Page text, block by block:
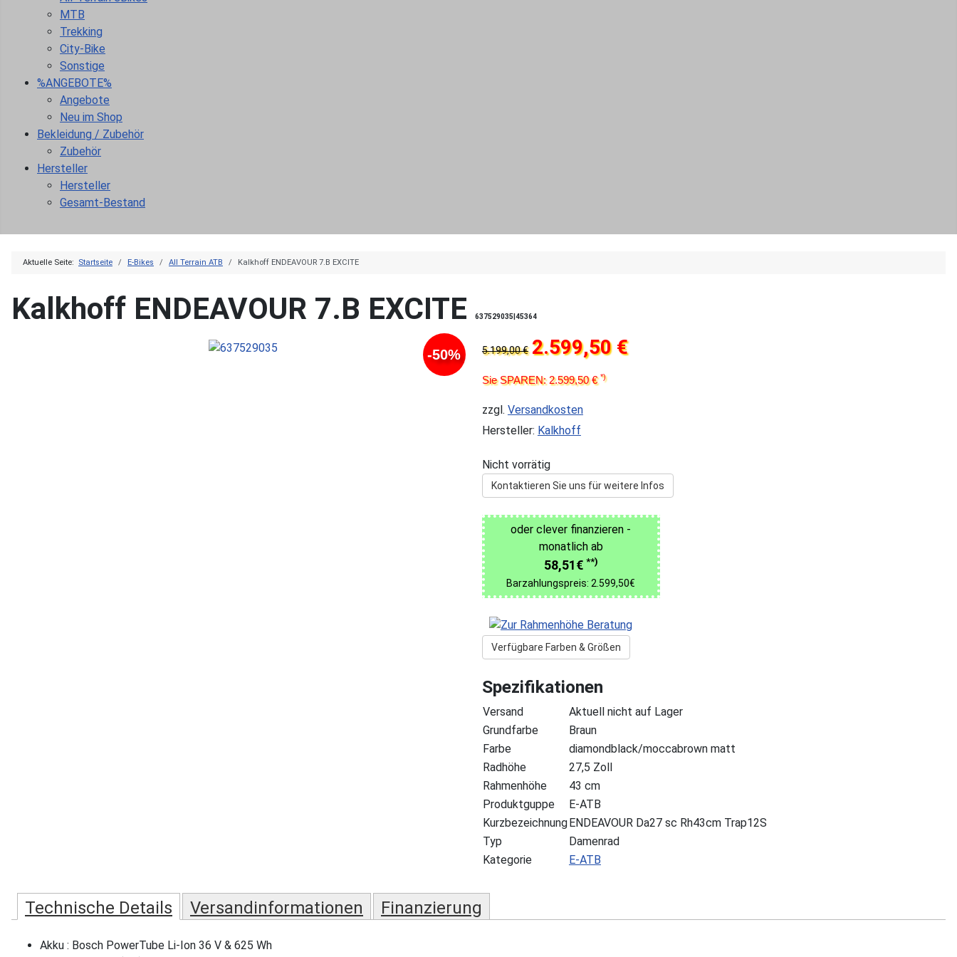
MTB
Trekking
City-Bike
Sonstige
%ANGEBOTE%
Angebote
Neu im Shop
Bekleidung / Zubehör
Zubehör
Hersteller
Hersteller
Gesamt-Bestand
Aktuelle Seite: Startseite E-Bikes All Terrain ATB Kalkhoff ENDEAVOUR 7.B EXCITE
Kalkhoff ENDEAVOUR 7.B EXCITE 637529035|45364
-50% 5.199,00 € 2.599,50 €
Sie SPAREN: 2.599,50 €*)
zzgl. Versandkosten
Hersteller: Kalkhoff
Nicht vorrätig
Kontaktieren Sie uns für weitere Infos
oder clever finanzieren -
monatlich ab
58,51€ **)
Barzahlungspreis: 2.599,50€
Verfügbare Farben & Größen
Spezifikationen
Versand
Aktuell nicht auf Lager
Grundfarbe
Braun
Farbe
diamondblack/moccabrown matt
Radhöhe
27,5 Zoll
Rahmenhöhe
43 cm
Produktguppe
E-ATB
KurzbezeichnungENDEAVOUR Da27 sc Rh43cm Trap12S
Typ
Damenrad
Kategorie
E-ATB
Technische Details Versandinformationen Finanzierung
Akku : Bosch PowerTube Li-Ion 36 V & 625 Wh